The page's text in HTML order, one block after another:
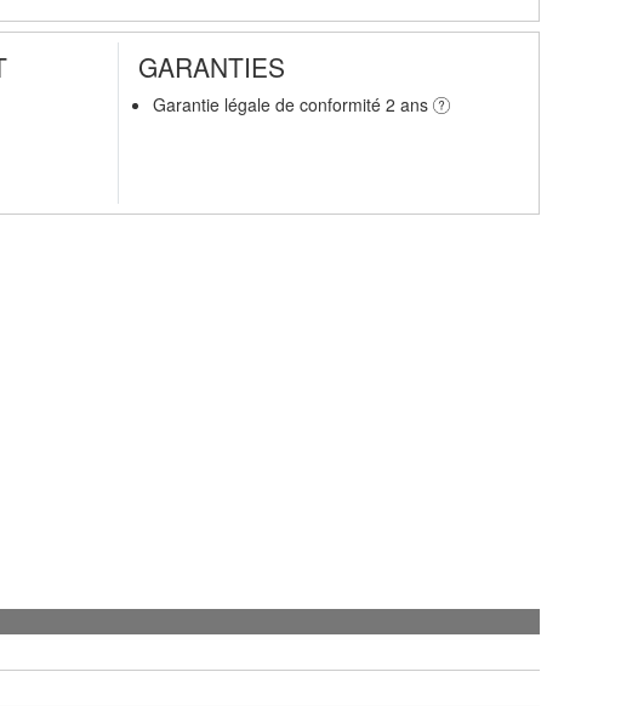
GARANTIES
Garantie légale de conformité 2 ans